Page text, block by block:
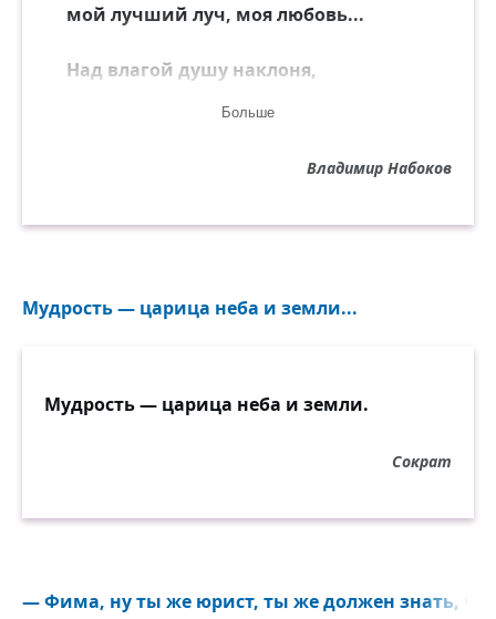
мой лучший луч, моя любовь...
Над влагой душу наклоня,
к кольцу тончайшего огня;
Больше
Владимир Набоков
Мудрость — царица неба и земли...
Мудрость — царица неба и земли.
Сократ
— Фима, ну ты же юрист, ты же должен знать,